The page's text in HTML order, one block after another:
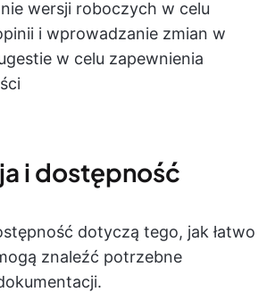
wersji roboczych w celu
i wprowadzanie zmian w
w celu zapewnienia
i dostępność
dotyczą tego, jak łatwo
znaleźć potrzebne